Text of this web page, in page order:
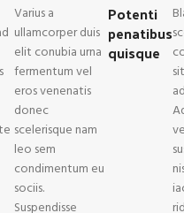
Varius a
ullamcorper duis
elit conubia urna
fermentum vel
eros venenatis
donec
scelerisque nam
leo sem
condimentum eu
sociis.
Suspendisse
Potenti
penatibus
quisque